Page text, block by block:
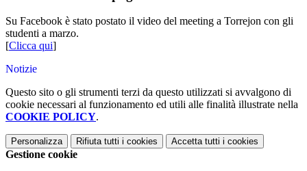
Su Facebook è stato postato il video del meeting a Torrejon con gli
studenti a marzo.
[Clicca qui]
Notizie
Questo sito o gli strumenti terzi da questo utilizzati si avvalgono di
cookie necessari al funzionamento ed utili alle finalità illustrate nella
COOKIE POLICY.
Personalizza Rifiuta tutti i cookies Accetta tutti i cookies
Gestione cookie